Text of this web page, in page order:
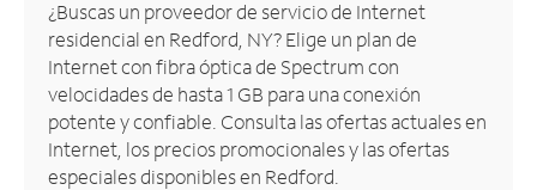
Administrar
cuenta
Encuentra
una
tienda
¿Buscas un proveedor de servicio de Internet
residencial en Redford, NY? Elige un plan de
Internet con fibra óptica de Spectrum con
velocidades de hasta 1 GB para una conexión
potente y confiable. Consulta las ofertas actuales en
Internet, los precios promocionales y las ofertas
especiales disponibles en Redford.